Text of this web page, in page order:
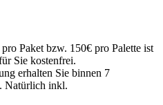
Paket bzw. 150€ pro Palette ist
Sie kostenfrei.
erhalten Sie binnen 7
Natürlich inkl.